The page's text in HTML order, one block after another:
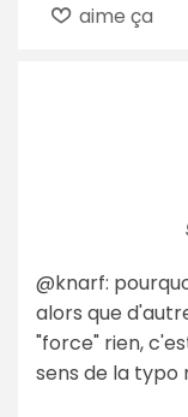
aime ça
@knarf:
alors que
"force" rien,
sens de la typo